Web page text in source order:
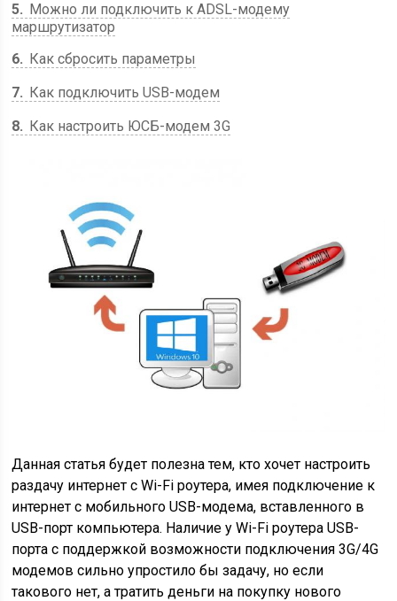
5
Можно ли подключить к ADSL-модему
маршрутизатор
6
Как сбросить параметры
7
Как подключить USB-модем
8
Как настроить ЮСБ-модем 3G
Данная статья будет полезна тем, кто хочет настроить
раздачу интернет с Wi-Fi роутера, имея подключение к
интернет с мобильного USB-модема, вставленного в
USB-порт компьютера. Наличие у Wi-Fi роутера USB-
порта с поддержкой возможности подключения 3G/4G
модемов сильно упростило бы задачу, но если
такового нет, а тратить деньги на покупку нового